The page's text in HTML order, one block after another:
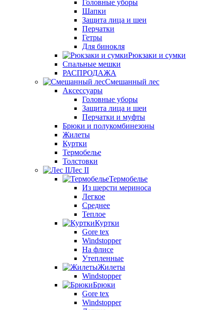
Головные уборы
Шапки
Защита лица и шеи
Перчатки
Гетры
Для бинокля
Рюкзаки и сумки
Спальные мешки
РАСПРОДАЖА
Смешанный лес
Аксессуары
Головные уборы
Защита лица и шеи
Перчатки и муфты
Брюки и полукомбинезоны
Жилеты
Куртки
Термобелье
Толстовки
Лес II
Термобелье
Из шерсти мериноса
Легкое
Среднее
Теплое
Куртки
Gore tex
Windstopper
На флисе
Утепленные
Жилеты
Windstopper
Брюки
Gore tex
Windstopper